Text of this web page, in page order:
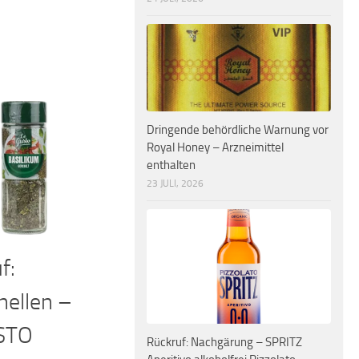
–
Dringende behördliche Warnung vor
Royal Honey – Arzneimittel
enthalten
23 JULI, 2026
Rückruf: Nachgärung – SPRITZ